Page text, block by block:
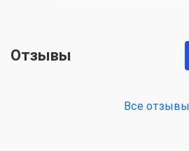
Отзывы
Все отзывы